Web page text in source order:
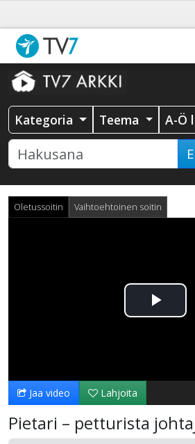
Kategoria Teema A-Ö
Oletussoitin Vaihtoehtoinen soitin
Jaa video Lahjoita
Pietari – petturista